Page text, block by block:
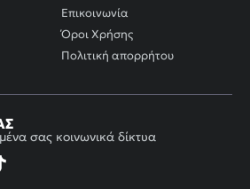
Επικοινωνία
Όροι Χρήσης
Πολιτική απορρήτου
σας κοινωνικά δίκτυα